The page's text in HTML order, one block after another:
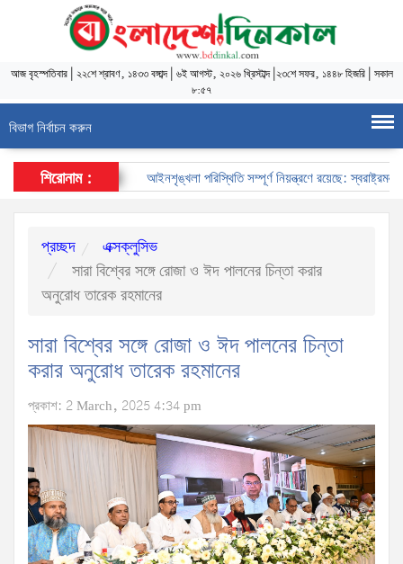
আজবৃহস্পতিবার| ২২শে শ্রাবণ, ১৪৩৩ বঙ্গাব্দ| ৬ই আগস্ট, ২০২৬ খ্রিস্টাব্দ| ২৩শে সফর, ১৪৪৮ হিজরি| সকাল
৮:৫৭
বিভাগ নির্বাচন করুন
শিরোনাম : আইনশৃঙ্খলা পরিস্থিতি সম্পূর্ণ নিয়ন্ত্রণে রয়েছে: স্বরাষ্ট্রমন্ত্রী
প্রচ্ছদ
এক্সক্লুসিভ
সারা বিশ্বের সঙ্গে রোজা ও ঈদ পালনের চিন্তা করার
অনুরোধ তারেক রহমানের
সারা বিশ্বের সঙ্গে রোজা ও ঈদ পালনের চিন্তা
করার অনুরোধ তারেক রহমানের
প্রকাশ: 2 March, 2025 4:34 pm